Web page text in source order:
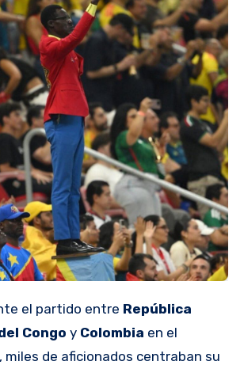
el partido entre República
Congo y Colombia en el
, miles de aficionados centraban su